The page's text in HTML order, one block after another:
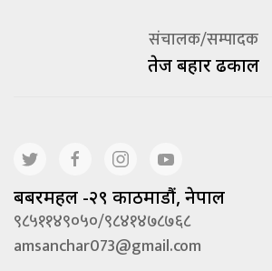
संचालक/सम्पादक
तेज बहादूर ढकाल
बबरमहल -२९ काठमाडौं, नेपाल
९८५११४९०५०/९८४१४७८७६८
amsanchar073@gmail.com